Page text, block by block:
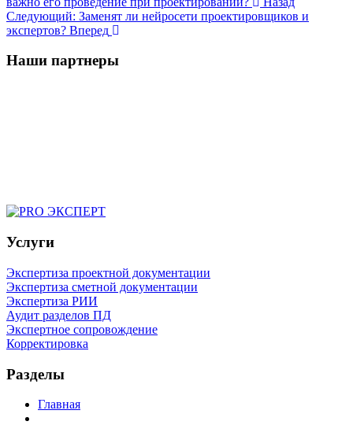
Следующий: Заменят ли нейросети проектировщиков и
экспертов? Вперед
Наши партнеры
Услуги
Экспертиза проектной документации
Экспертиза сметной документации
Экспертиза РИИ
Аудит разделов ПД
Экспертное сопровождение
Корректировка
Разделы
Главная